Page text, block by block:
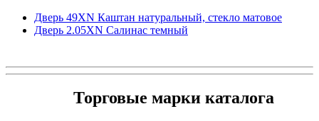
Дверь 49ХN Каштан натуральный, стекло матовое
Дверь 2.05ХN Салинас темный
Торговые марки каталога